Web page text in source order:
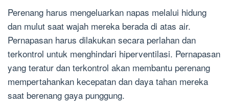
Perenang harus mengeluarkan napas melalui hidung
dan mulut saat wajah mereka berada di atas air.
Pernapasan harus dilakukan secara perlahan dan
terkontrol untuk menghindari hiperventilasi. Pernapasan
yang teratur dan terkontrol akan membantu perenang
mempertahankan kecepatan dan daya tahan mereka
saat berenang gaya punggung.